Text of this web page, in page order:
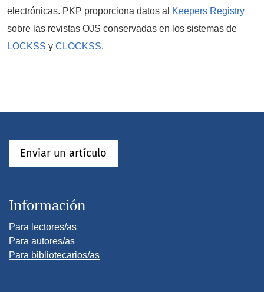
electrónicas. PKP proporciona datos al
Keepers Registry
sobre las revistas OJS conservadas en los sistemas de
LOCKSS y CLOCKSS.
Enviar un artículo
Información
Para lectores/as
Para autores/as
Para bibliotecarios/as